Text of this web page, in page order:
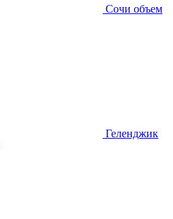
Сочи объем
Геленджик